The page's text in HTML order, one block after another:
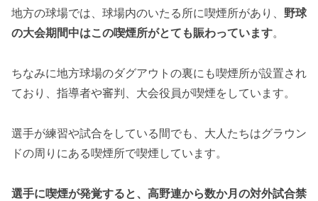
地方の球場では、球場内のいたる所に喫煙所があり、 野球
の大会期間中はこの喫煙所がとても賑わっています。
ちなみに地方球場のダグアウトの裏にも喫煙所が設置され
ており、指導者や審判、大会役員が喫煙をしています。
選手が練習や試合をしている間でも、大人たちはグラウン
ドの周りにある喫煙所で喫煙しています。
選手に喫煙が発覚すると、高野連から数か月の対外試合禁